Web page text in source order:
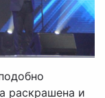
раскрашена и